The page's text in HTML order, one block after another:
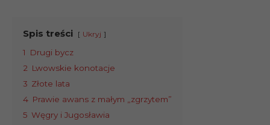
Spis treści Ukryj
1
Drugi bycz
2 Lwowskie konotacje
3 Złote lata
4 Prawie awans z małym „zgrzytem”
5 Węgry i Jugosławia